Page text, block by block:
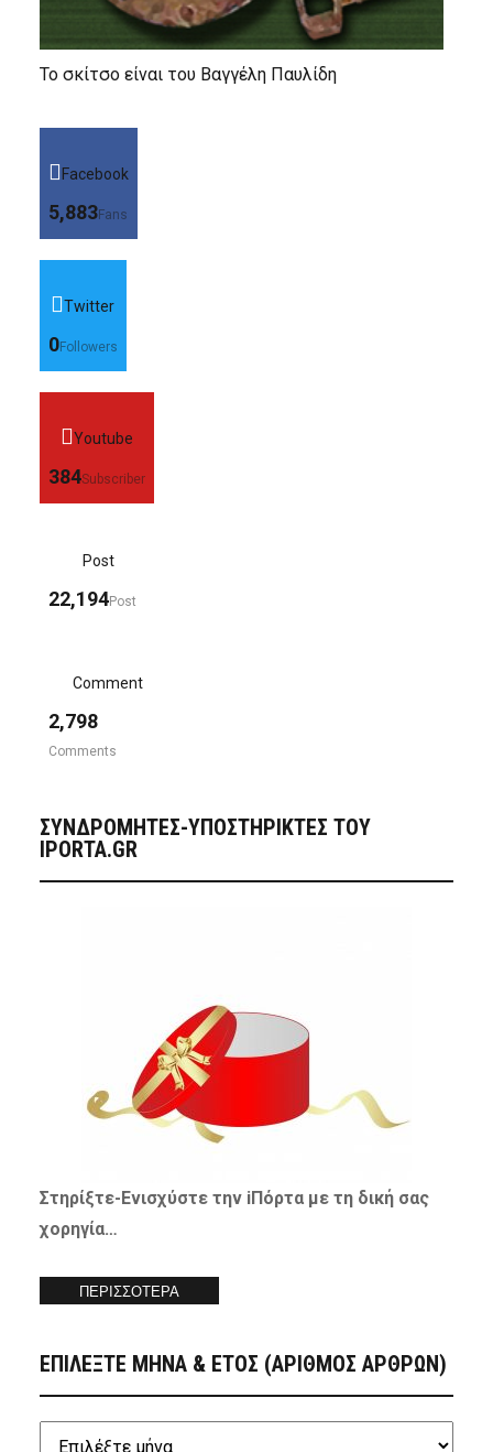
Το σκίτσο είναι του Βαγγέλη Παυλίδη
Facebook
5,883Fans
Twitter
0Followers
Youtube
384Subscriber
Post
22,194Post
Comment
2,798
Comments
ΣΥΝΔΡΟΜΗΤΈΣ-ΥΠΟΣΤΗΡΙΚΤΈΣ ΤΟΥ
IPORTA.GR
Στηρίξτε-Ενισχύστετην iΠόρτα με τη δική σας
χορηγία…
ΠΕΡΙΣΣΟΤΕΡΑ
ΕΠΙΛΕΞΤΕ ΜΗΝΑ & ΕΤΟΣ (ΑΡΙΘΜΟΣ ΑΡΘΡΩΝ)